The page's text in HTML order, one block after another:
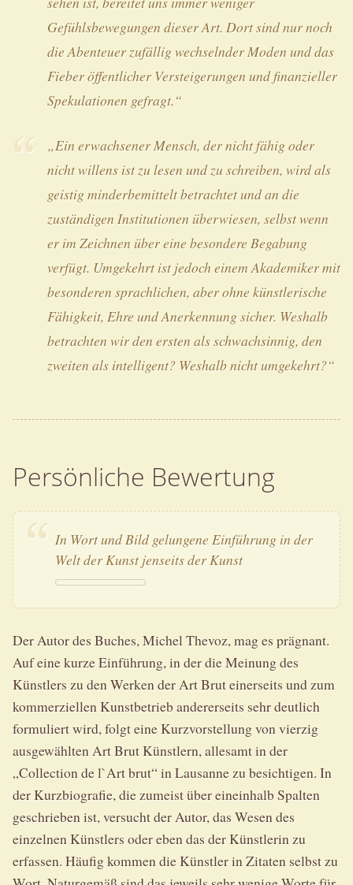
Gefühlsbewegungen dieser Art. Dort sind nur noch
die Abenteuer zufällig wechselnder Moden und das
Fieber öffentlicher Versteigerungen und finanzieller
Spekulationen gefragt.“
„Ein erwachsener Mensch, der nicht fähig oder
nicht willens ist zu lesen und zu schreiben, wird als
geistig minderbemittelt betrachtet und an die
zuständigen Institutionen überwiesen, selbst wenn
er im Zeichnen über eine besondere Begabung
verfügt. Umgekehrt ist jedoch einem Akademiker mit
besonderen sprachlichen, aber ohne künstlerische
Fähigkeit, Ehre und Anerkennung sicher. Weshalb
betrachten wir den ersten als schwachsinnig, den
zweiten als intelligent? Weshalb nicht umgekehrt?“
Persönliche Bewertung
In Wort und Bild gelungene Einführung in der
Welt der Kunst jenseits der Kunst
Der Autor des Buches, Michel Thevoz, mag es prägnant.
Auf eine kurze Einführung, in der die Meinung des
Künstlers zu den Werken der Art Brut einerseits und zum
kommerziellen Kunstbetrieb andererseits sehr deutlich
formuliert wird, folgt eine Kurzvorstellung von vierzig
ausgewählten Art Brut Künstlern, allesamt in der
„Collection de l`Art brut“ in Lausanne zu besichtigen. In
der Kurzbiografie, die zumeist über eineinhalb Spalten
geschrieben ist, versucht der Autor, das Wesen des
einzelnen Künstlers oder eben das der Künstlerin zu
erfassen. Häufig kommen die Künstler in Zitaten selbst zu